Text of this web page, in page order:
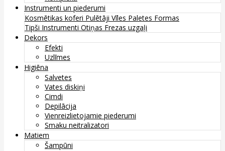
Instrumenti un piederumi
Kosmētikas koferi Pulētāji Vīles Paletes Formas
Tipši Instrumenti Otiņas Frezas uzgaļi
Dekors
Efekti
Uzlīmes
Higiēna
Salvetes
Vates diskiņi
Cimdi
Depilācija
Vienreizlietojamie piederumi
Smaku neitralizatori
Matiem
Šampūni